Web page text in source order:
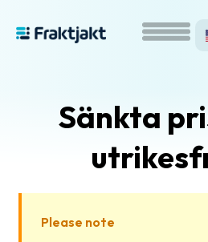
Sänkta
Please note